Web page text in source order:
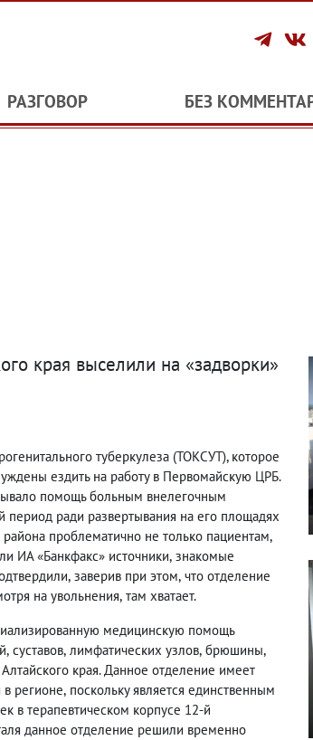
РАЗГОВОР БЕЗ
края выселили на «задворки»
туберкулеза (ТОКСУТ), которое
ездить на работу в Первомайскую ЦРБ.
помощь больным внелегочным
ради развертывания на его площадях
проблематично не только пациентам,
ИА «Банкфакс» источники, знакомые
, заверив при этом, что отделение
на увольнения, там хватает.
медицинскую помощь
, суставов, лимфатических узлов, брюшины,
края. Данное отделение имеет
в регионе, поскольку является единственным
в терапевтическом корпусе 12-й
данное отделение решили временно